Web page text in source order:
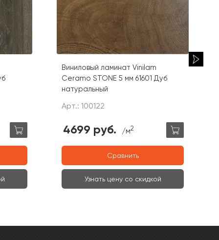
Виниловый ламинат Vinilam
Ceramo STONE 5 мм 61601 Дуб
натуральный
Арт.: 100122
4699 руб. /м2
Сравнить
Узнать цену со скидкой